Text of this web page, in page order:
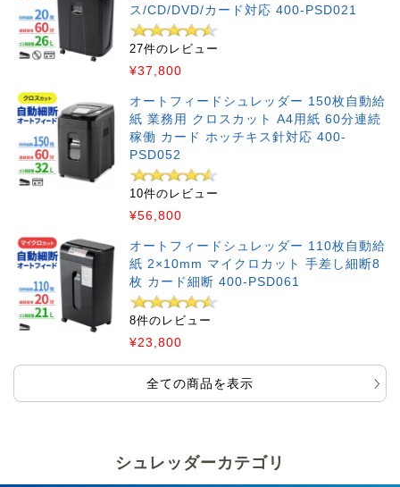
ス/CD/DVD/カード対応 400-PSD021
27件のレビュー
¥37,800
オートフィードシュレッダー 150枚自動給
紙 業務用 クロスカット A4用紙 60分連続
稼働 カード ホッチキス針対応 400-
PSD052
10件のレビュー
¥56,800
オートフィードシュレッダー 110枚自動給
紙 2×10mm マイクロカット 手差し細断8
枚 カード細断 400-PSD061
8件のレビュー
¥23,800
全ての商品を表示
シュレッダーカテゴリ